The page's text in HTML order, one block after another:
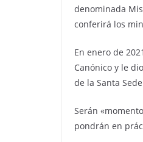
denominada
conferirá los
En enero de
Canónico y le
de la Santa
Serán
pondrán en